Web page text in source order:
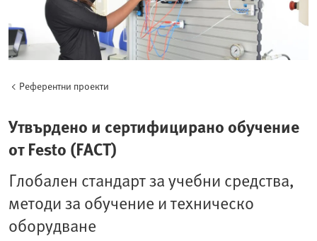
Референтни проекти
Утвърдено и сертифицирано обучение
от Festo (FACT)
Глобален стандарт за учебни средства,
методи за обучение и техническо
оборудване